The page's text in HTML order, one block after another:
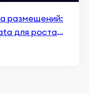
размещений:
для роста